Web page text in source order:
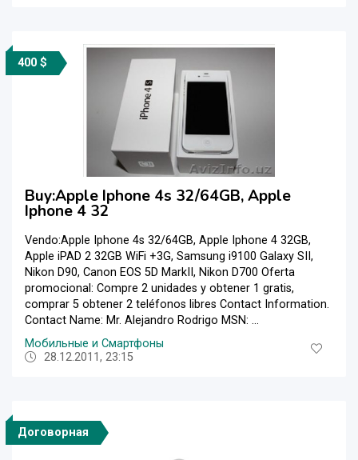
400 $
Buy:Apple Iphone 4s 32/64GB, Apple
Iphone 4 32
Vendo:Apple Iphone 4s 32/64GB, Apple Iphone 4 32GB,
Apple iPAD 2 32GB WiFi +3G, Samsung i9100 Galaxy SII,
Nikon D90, Canon EOS 5D MarkII, Nikon D700 Oferta
promocional: Compre 2 unidades y obtener 1 gratis,
comprar 5 obtener 2 teléfonos libres Contact Information.
Contact Name: Mr. Alejandro Rodrigo MSN: ...
Мобильные и Смартфоны
28.12.2011, 23:15
Договорная